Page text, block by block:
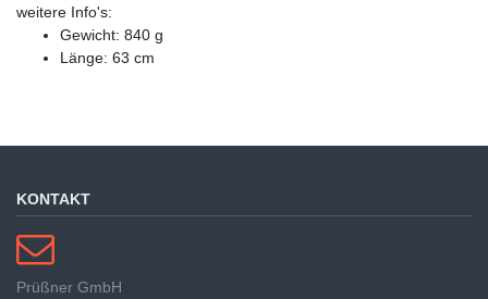
weitere Info's:
Gewicht: 840 g
Länge: 63 cm
KONTAKT
Prüßner GmbH